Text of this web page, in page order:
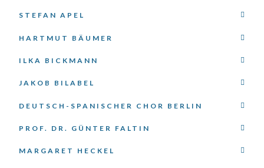
STEFAN APEL
HARTMUT BÄUMER
ILKA BICKMANN
JAKOB BILABEL
DEUTSCH-SPANISCHER CHOR BERLIN
PROF. DR. GÜNTER FALTIN
MARGARET HECKEL